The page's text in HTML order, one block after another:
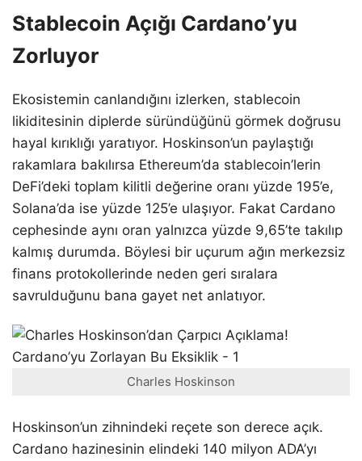
Stablecoin Açığı Cardano’yu
Zorluyor
Ekosistemin canlandığını izlerken, stablecoin
likiditesinin diplerde süründüğünü görmek doğrusu
hayal kırıklığı yaratıyor. Hoskinson’un paylaştığı
rakamlara bakılırsa Ethereum’da stablecoin’lerin
DeFi’deki toplam kilitli değerine oranı yüzde 195’e,
Solana’da ise yüzde 125’e ulaşıyor. Fakat Cardano
cephesinde aynı oran yalnızca yüzde 9,65’te takılıp
kalmış durumda. Böylesi bir uçurum ağın merkezsiz
finans protokollerinde neden geri sıralara
savrulduğunu bana gayet net anlatıyor.
Charles Hoskinson
Hoskinson’un zihnindeki reçete son derece açık.
Cardano hazinesinin elindeki 140 milyon ADA’yı